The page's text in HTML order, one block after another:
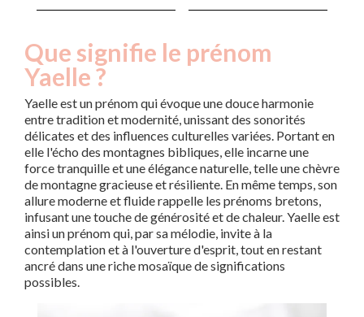
Que signifie le prénom
Yaelle ?
Yaelle est un prénom qui évoque une douce harmonie
entre tradition et modernité, unissant des sonorités
délicates et des influences culturelles variées. Portant en
elle l'écho des montagnes bibliques, elle incarne une
force tranquille et une élégance naturelle, telle une chèvre
de montagne gracieuse et résiliente. En même temps, son
allure moderne et fluide rappelle les prénoms bretons,
infusant une touche de générosité et de chaleur. Yaelle est
ainsi un prénom qui, par sa mélodie, invite à la
contemplation et à l'ouverture d'esprit, tout en restant
ancré dans une riche mosaïque de significations
possibles.